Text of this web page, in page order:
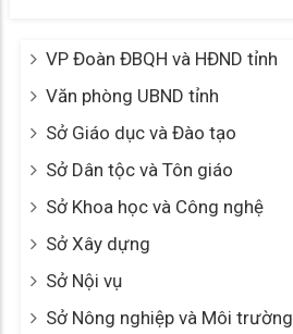
VP Đoàn ĐBQH và HĐND tỉnh
Văn phòng UBND tỉnh
Sở Giáo dục và Đào tạo
Sở Dân tộc và Tôn giáo
Sở Khoa học và Công nghệ
Sở Xây dựng
Sở Nội vụ
Sở Nông nghiệp và Môi trường